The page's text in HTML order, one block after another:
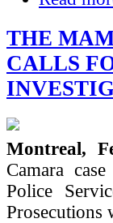
THE
CALLS
Montreal,
Camara
Police
Prosecutions